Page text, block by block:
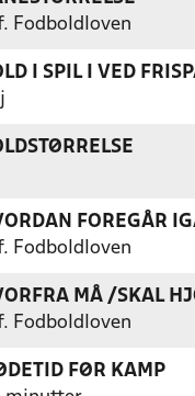
Fodboldloven
I SPIL I VED
FOREGÅR
Fodboldloven
MÅ /SKAL
Fodboldloven
FØR KAMP